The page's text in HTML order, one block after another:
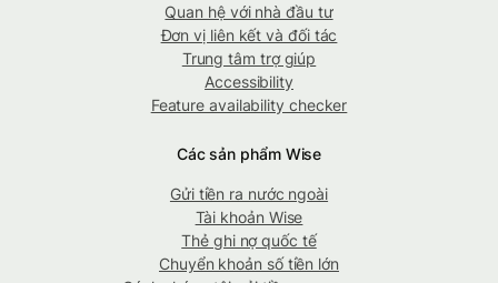
Quan hệ với nhà đầu tư
Đơn vị liên kết và đối tác
Trung tâm trợ giúp
Accessibility
Feature availability checker
Các sản phẩm Wise
Gửi tiền ra nước ngoài
Tài khoản Wise
Thẻ ghi nợ quốc tế
Chuyển khoản số tiền lớn